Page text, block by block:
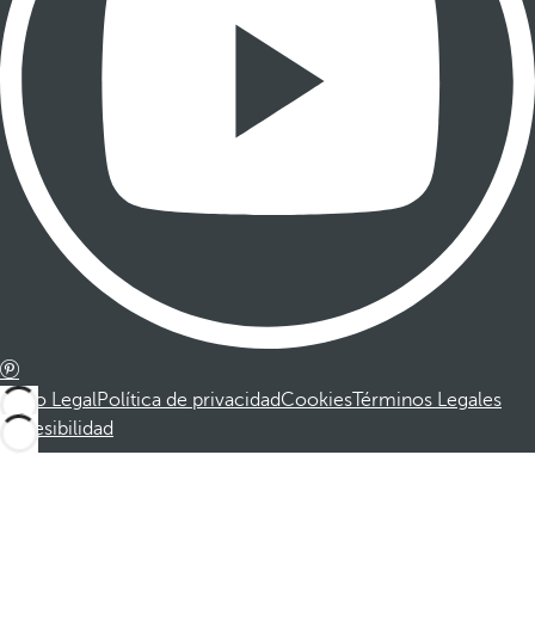
Aviso LegalPolítica de privacidadCookiesTérminos Legales
Accesibilidad